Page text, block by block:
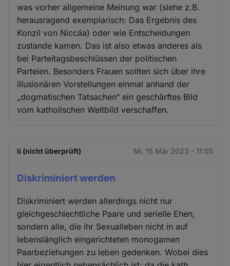
was vorher allgemeine Meinung war (siehe z.B.
herausragend exemplarisch: Das Ergebnis des
Konzil von Niccäa) oder wie Entscheidungen
zustande kamen. Das ist also etwas anderes als
bei Parteitagsbeschlüssen der politischen
Parteien. Besonders Frauen sollten sich über ihre
illusionären Vorstellungen einmal anhand der
„dogmatischen Tatsachen“ ein geschärftes Bild
vom katholischen Weltbild verschaffen.
li (nicht überprüft) Mi. 15 Mär 2023 - 11:05
Diskriminiert werden
Diskriminiert werden allerdings nicht nur
gleichgeschlechtliche Paare und serielle Ehen,
sondern alle, die ihr Sexualleben nicht in auf
lebenslänglich eingerichteten monogamen
Paarbeziehungen zu leben gedenken. Wobei dies